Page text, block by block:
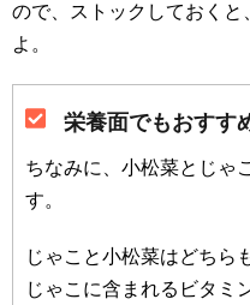
ので、ストックしておく
よ。
栄養面でもおすす
ちなみに、小松菜とじゃ
す。
じゃこと小松菜はどちら
じゃこに含まれるビタミ